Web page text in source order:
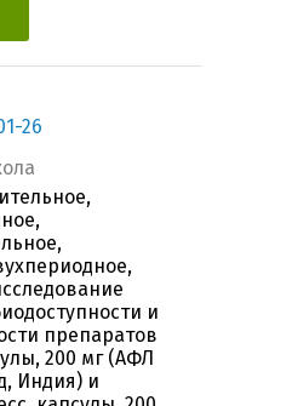
26
и
препаратов
200 мг (АФЛ
Индия) и